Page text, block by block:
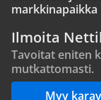
markkinapaikka
Ilmoita
Tavoitat eniten
mutkattomasti.
Myy